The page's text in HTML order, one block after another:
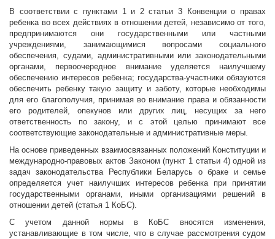
В соответствии с пунктами 1 и 2 статьи 3 Конвенции о правах
ребенка во всех действиях в отношении детей, независимо от того,
предпринимаются они государственными или частными
учреждениями, занимающимися вопросами социального
обеспечения, судами, административными или законодательными
органами, первоочередное внимание уделяется наилучшему
обеспечению интересов ребенка; государства-участники обязуются
обеспечить ребенку такую защиту и заботу, которые необходимы
для его благополучия, принимая во внимание права и обязанности
его родителей, опекунов или других лиц, несущих за него
ответственность по закону, и с этой целью принимают все
соответствующие законодательные и административные меры.
На основе приведенных взаимосвязанных положений Конституции и
международно-правовых актов Законом (пункт 1 статьи 4) одной из
задач законодательства Республики Беларусь о браке и семье
определяется учет наилучших интересов ребенка при принятии
государственными органами, иными организациями решений в
отношении детей (статья 1 КоБС).
С учетом данной нормы в КоБС вносятся изменения,
устанавливающие в том числе, что в случае рассмотрения судом